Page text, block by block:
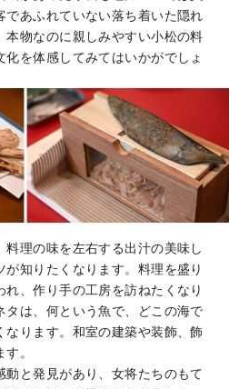
であふれていない落ち着いた隠れ
本物なのに親しみやすい小松の料
を体感してみてはいかがでしょ
理の味を左右する出汁の美味し
知りたくなります。料理を盛り
、作り手の工房を訪ねたくなり
タは、何という魚で、どこの海で
なります。和室の建築や装飾、飾
。
と発見があり、女将たちのもて